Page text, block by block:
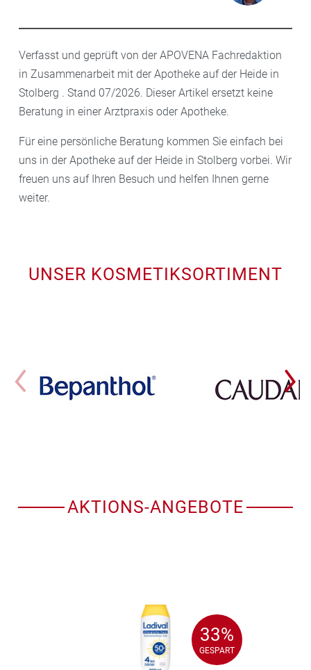
Verfasst und geprüft von der APOVENA Fachredaktion
in Zusammenarbeit mit der Apotheke auf der Heide in
Stolberg . Stand 07/2026. Dieser Artikel ersetzt keine
Beratung in einer Arztpraxis oder Apotheke.
Für eine persönliche Beratung kommen Sie einfach bei
uns in der Apotheke auf der Heide in Stolberg vorbei. Wir
freuen uns auf Ihren Besuch und helfen Ihnen gerne
weiter.
UNSER KOSMETIKSORTIMENT
AKTIONS-ANGEBOTE
33%
GESPART
33%
GESPART